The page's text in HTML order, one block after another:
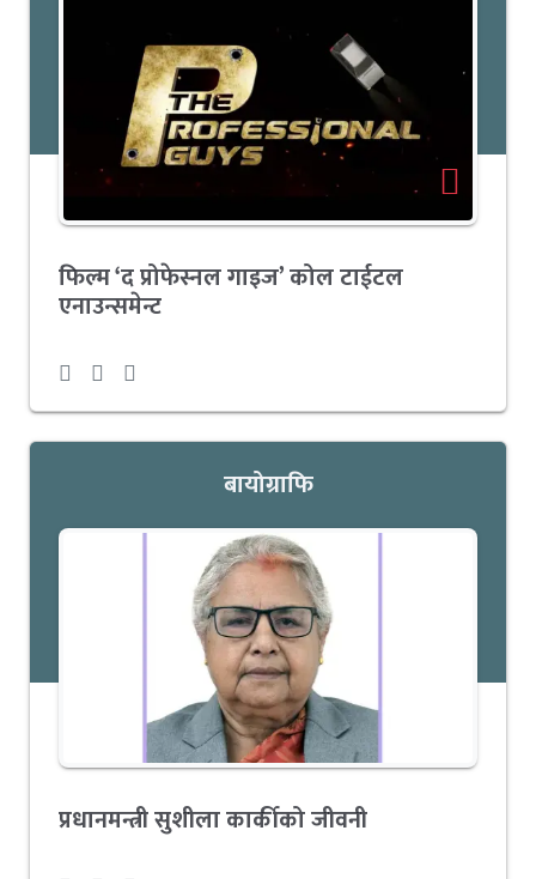
फिल्म ‘द प्रोफेस्नल गाइज’ कोल टाईटल
एनाउन्समेन्ट
बायोग्राफि
प्रधानमन्त्री सुशीला कार्कीको जीवनी